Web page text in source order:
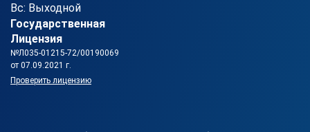
Вс: Выходной
Государственная
Лицензия
№Л035-01215-72/00190069
от 07.09.2021 г.
Проверить лицензию